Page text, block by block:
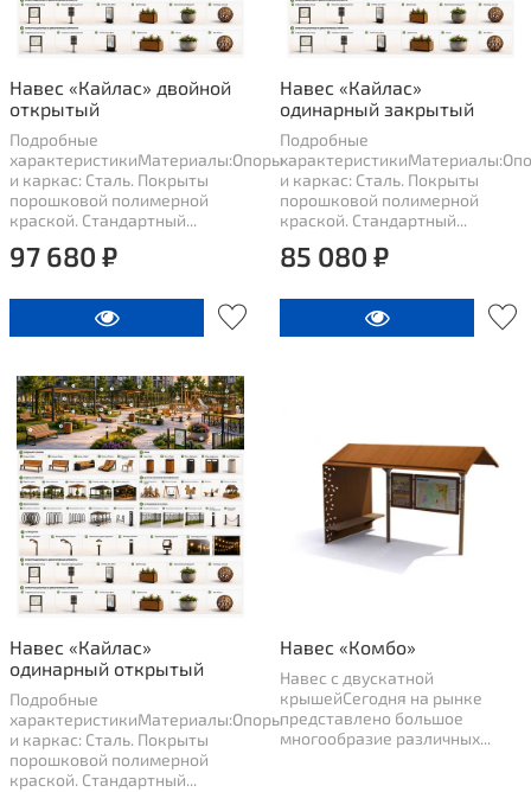
Навес «Кайлас» двойной
открытый
Подробные
характеристикиМатериалы:Опоры
и каркас: Сталь. Покрыты
порошковой полимерной
краской. Стандартный...
97 680 ₽
Навес «Кайлас»
одинарный закрытый
Подробные
и каркас: Сталь. Покрыты
порошковой полимерной
краской. Стандартный...
85 080 ₽
Навес «Кайлас»
одинарный открытый
Подробные
характеристикиМатериалы:Опоры
и каркас: Сталь. Покрыты
порошковой полимерной
краской. Стандартный...
Навес «Комбо»
Навес с двускатной
крышейСегодня на рынке
представлено большое
многообразие различных...